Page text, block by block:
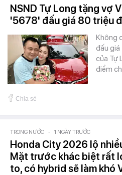
NSND Tự Long tặng vợ
'5678' đấu giá 80 triệu
Không
đấu
của Tự
điểm
Chia sẻ
TRONG NƯỚC - 1 NGÀY TRƯỚC
Honda City 2026 lộ
Mặt trước khác biệt rất
to, có hybrid sẽ làm khó